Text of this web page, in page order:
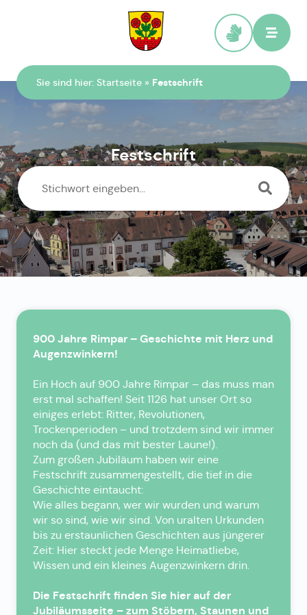
Sie sind hier: Startseite » Festschrift
Festschrift
900 Jahre Rimpar – Geschichte mit Herz und
Augenzwinkern!
Ein Hoch auf 900 Jahre Rimpar – das muss man
erst mal schaffen! Seit 1126 hat unser Ort so
einiges erlebt: Ritter, Revolutionen,
Trockenperioden – und trotzdem sind wir immer
noch da (und das mit bester Laune!).
Zum großen Jubiläum haben wir eine
Festschrift zusammengestellt, die tief in die
Geschichte eintaucht:
Wie alles begann, wer wir wurden und warum
wir so sind, wie wir sind. Von uralten Urkunden
bis zu erstaunlichen Geschichten aus jüngerer
Zeit: Hier steckt jede Menge Heimatliebe,
Wissen und ein kleines Augenzwinkern drin.
Die Festschrift finden Sie hier auf der
Jubiläumsseite – zum Stöbern, Staunen und